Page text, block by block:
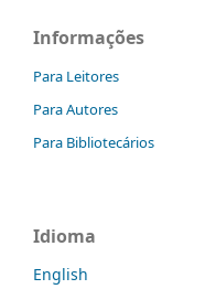
Informações
Para Leitores
Para Autores
Para Bibliotecários
Idioma
English